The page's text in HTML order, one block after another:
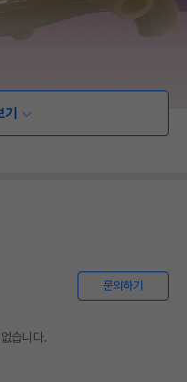
문의하기
습니다.